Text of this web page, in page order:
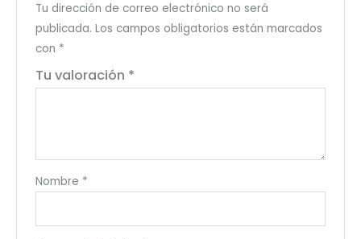
Tu dirección de correo electrónico no será
publicada. Los campos obligatorios están marcados
con *
Tu valoración *
Nombre *